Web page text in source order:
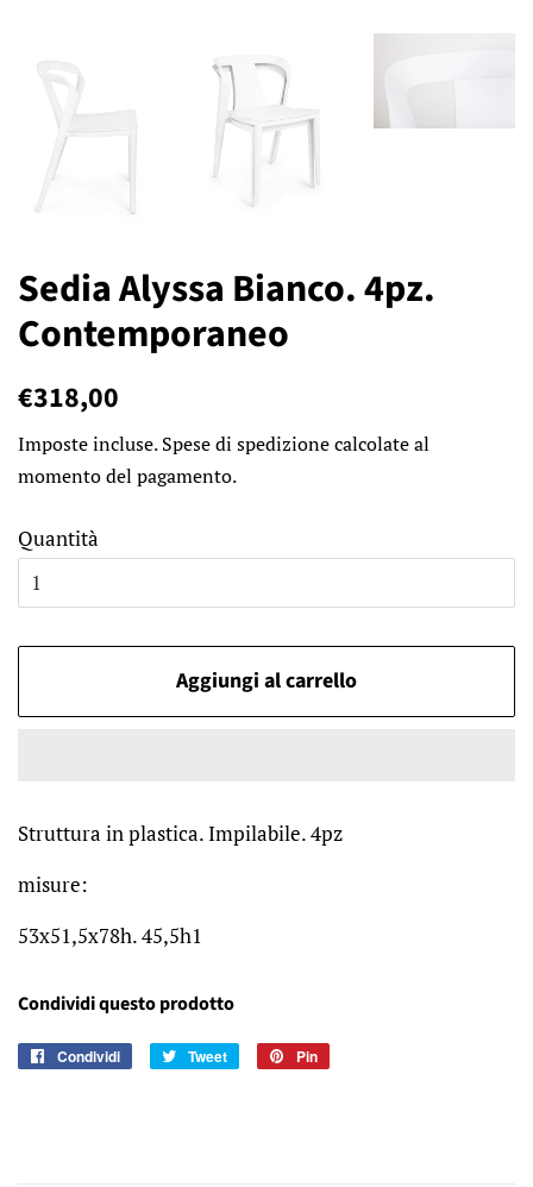
Sedia Alyssa Bianco. 4pz.
Contemporaneo
Prezzo
listino
€318,00
Imposte incluse.Spese di spedizionecalcolate al
momento del pagamento.
Quantità
Aggiungi al carrello
Struttura in plastica. Impilabile. 4pz
misure:
53x51,5x78h. 45,5h1
Condividi questo prodotto
Condividi
CondividiTweet
Twitta
Pin